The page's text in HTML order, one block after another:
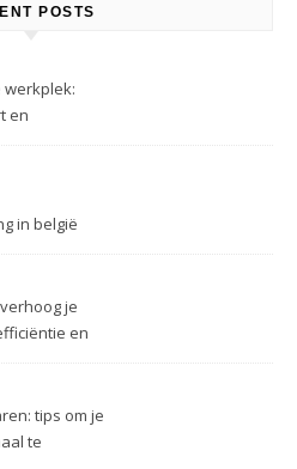
POSTS
werkplek:
en
in belgië
je
en
tips om je
te